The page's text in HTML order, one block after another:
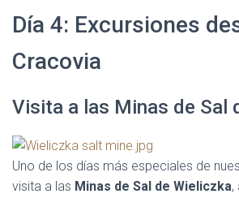
Día 4: Excursiones
Cracovia
Visita a las Minas de Sal
Uno de los días más especiales de
visita a las Minas de Sal de Wieliczka,